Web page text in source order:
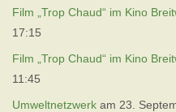
Film „Trop Chaud“ im Kino
17:15
Film „Trop Chaud“ im Kino
11:45
Umweltnetzwerk am 23.